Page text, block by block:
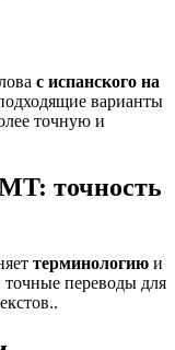
с испанского на
варианты
точную и
точность
терминологию и
точные переводы для